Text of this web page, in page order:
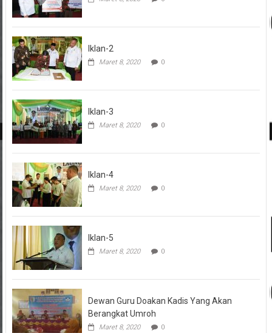
Iklan-2
Maret 8, 2020 0
Iklan-3
Maret 8, 2020 0
Iklan-4
Maret 8, 2020 0
Iklan-5
Maret 8, 2020 0
Dewan Guru Doakan Kadis Yang Akan
Berangkat Umroh
Maret 8, 2020 0